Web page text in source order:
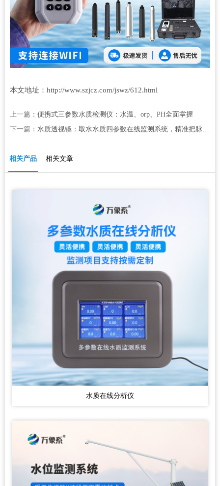
本文地址：http://www.szjcz.com/jswz/612.html
上一篇： 便携式三参数水质检测仪：水温、orp、PH全面掌握
下一篇： 水质透视镜：取水水质四参数在线监测系统，精准把脉水源质量
相关产品 相关文章
水质在线分析仪